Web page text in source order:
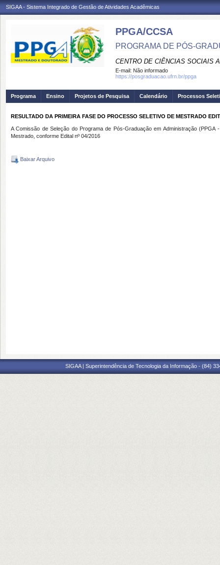
SIGAA - Sistema Integrado de Gestão de Atividades Acadêmicas
PPGA/CCSA
PROGRAMA DE PÓS-
CENTRO DE CIÊNCIAS SOCIAIS
E-mail: Não informado
https://posgraduacao.ufrn.br/ppga
Programa Ensino Projetos de Pesquisa Calendário Processos
RESULTADO DA PRIMEIRA FASE DO PROCESSO SELETIVO DE MESTRADO
A Comissão de Seleção do Programa de Pós-Graduação em Administração
Mestrado, conforme Edital nº 04/2016
Baixar Arquivo
SIGAA | Superintendência de Tecnologia da Informação - (84)